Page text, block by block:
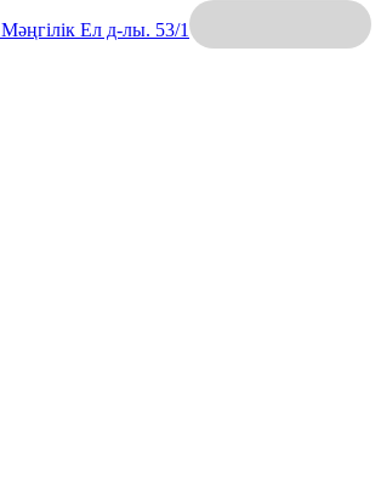
Мәңгілік Ел д-лы. 53/1